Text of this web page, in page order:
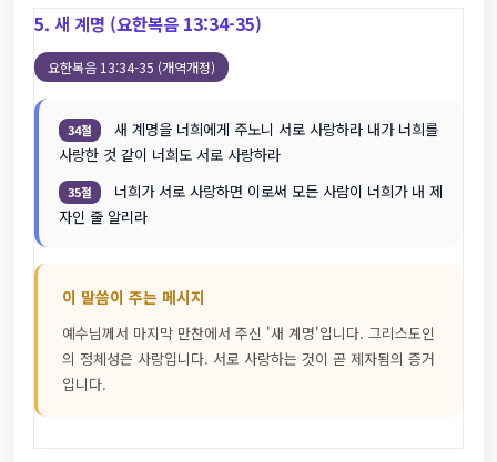
5. 새 계명 (요한복음 13:34-35)
요한복음 13:34-35 (개역개정)
34절
새 계명을 너희에게 주노니 서로 사랑하라 내가 너희를
사랑한 것 같이 너희도 서로 사랑하라
35절
너희가 서로 사랑하면 이로써 모든 사람이 너희가 내 제
자인 줄 알리라
이 말씀이 주는 메시지
예수님께서 마지막 만찬에서 주신 '새 계명'입니다. 그리스도인
의 정체성은 사랑입니다. 서로 사랑하는 것이 곧 제자됨의 증거
입니다.